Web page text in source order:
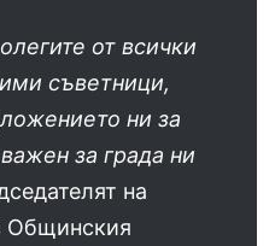
от всички
съветници,
ни за
за града ни
на
Общинския